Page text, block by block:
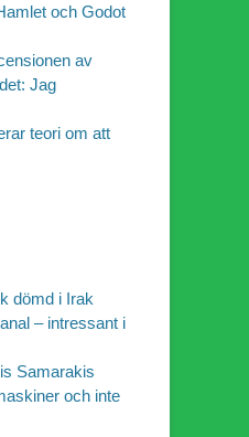
och Godot
av
Jag
teori om att
dömd i Irak
– intressant i
Samarakis
och inte